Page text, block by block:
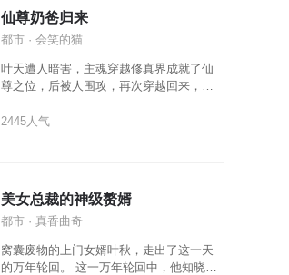
凡，你怎么会这么成功？” 杨凡只是淡淡一
笑：“玩玩游戏，分分钟把钱赚。” 同学
们：……
仙尊奶爸归来
都市 · 会笑的猫
叶天遭人暗害，主魂穿越修真界成就了仙
尊之位，后被人围攻，再次穿越回来，却
宠女追妻之旅，顺便把那些不长眼的人狠
2445人气
美女总裁的神级赘婿
都市 · 真香曲奇
窝囊废物的上门女婿叶秋，走出了这一天
的万年轮回。 这一万年轮回中，他知晓了